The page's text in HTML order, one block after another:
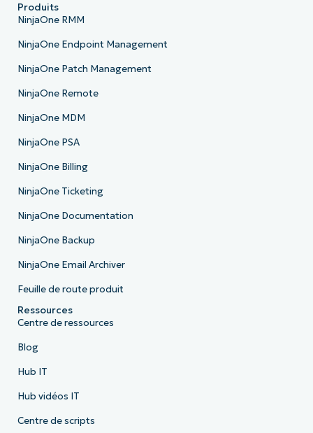
Produits
NinjaOne RMM
NinjaOne Endpoint Management
NinjaOne Patch Management
NinjaOne Remote
NinjaOne MDM
NinjaOne PSA
NinjaOne Billing
NinjaOne Ticketing
NinjaOne Documentation
NinjaOne Backup
NinjaOne Email Archiver
Feuille de route produit
Ressources
Centre de ressources
Blog
Hub IT
Hub vidéos IT
Centre de scripts